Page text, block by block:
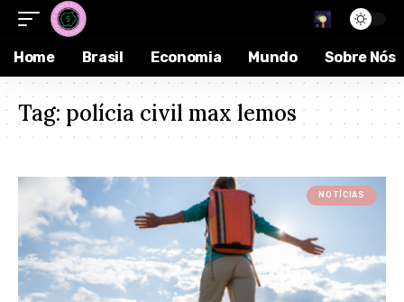
Home Brasil Economia Mundo Sobre Nós
Tag:polícia civil max lemos
NOTÍCIAS